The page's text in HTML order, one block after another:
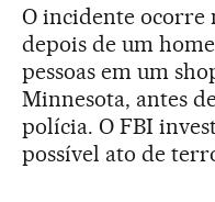
O incidente ocorre
depois de um
pessoas em um
Minnesota, antes
polícia. O FBI
possível ato de